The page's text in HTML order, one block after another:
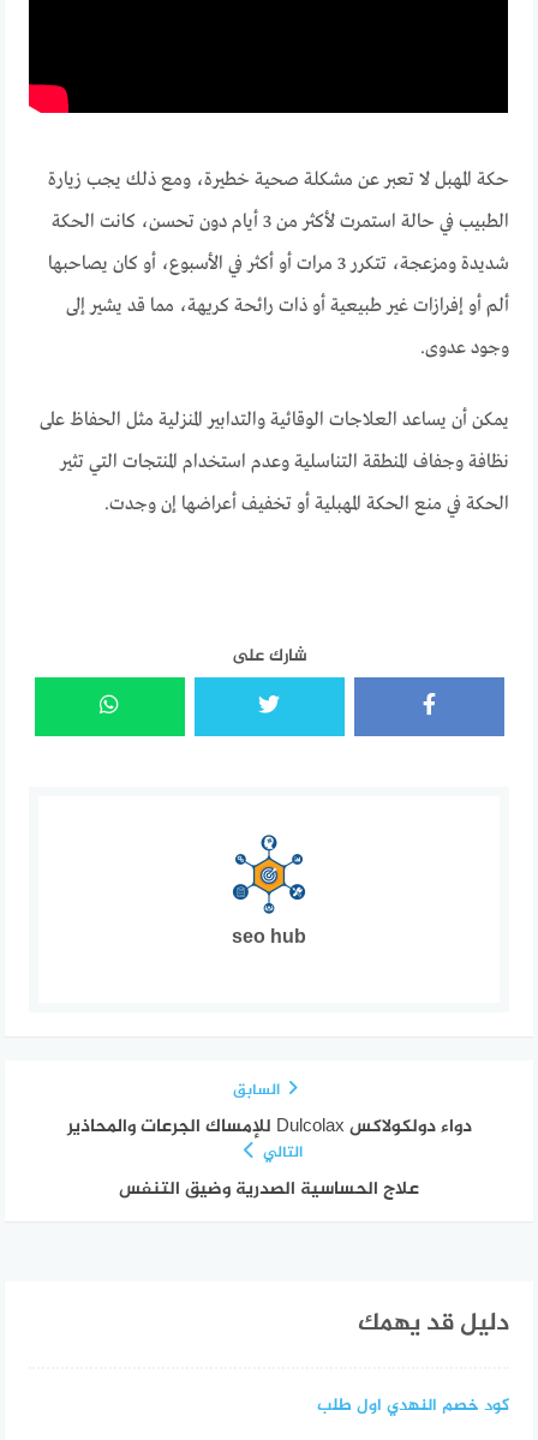
حكة المهبل لا تعبر عن مشكلة صحية خطيرة، ومع ذلك يجب زيارة
الطبيب في حالة استمرت لأكثر من 3 أيام دون تحسن، كانت الحكة
شديدة ومزعجة، تتكرر 3 مرات أو أكثر في الأسبوع، أو كان يصاحبها
ألم أو إفرازات غير طبيعية أو ذات رائحة كريهة، مما قد يشير إلى
وجود عدوى.
يمكن أن يساعد العلاجات الوقائية والتدابير المنزلية مثل الحفاظ على
نظافة وجفاف المنطقة التناسلية وعدم استخدام المنتجات التي تثير
الحكة في منع الحكة المهبلية أو تخفيف أعراضها إن وجدت.
شارك على
seo hub
السابق
دواء دولكولاكس Dulcolax للإمساك الجرعات والمحاذير
التالي
علاج الحساسية الصدرية وضيق التنفس
دليل قد يهمك
كود خصم النهدي اول طلب